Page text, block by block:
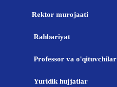
Rektor murojaati
Rahbariyat
Professor va o'qituvchilar
Yuridik hujjatlar